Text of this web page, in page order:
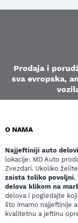
Prodaja i
sva evropska,
O NAMA
Najjeftiniji auto
lokacije: MD Auto
Zvezdari. Ukoliko
zaista toliko povoljni,
delova klikom na
delova i pogledajte
što imamo najjeftinije
kvalitetnu a jeftinu